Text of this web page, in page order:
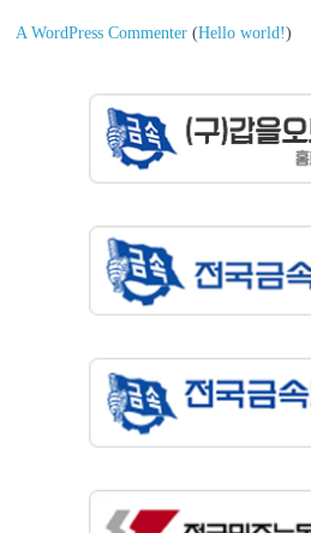
A WordPress Commenter (Hello world!)